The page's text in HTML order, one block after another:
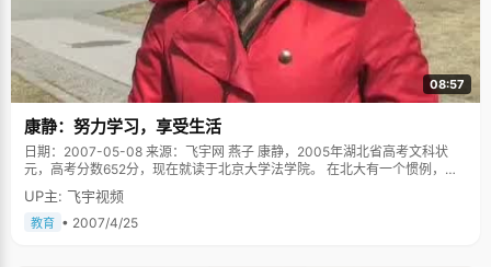
08:57
康静：努力学习，享受生活
日期：2007-05-08 来源：飞宇网 燕子 康静，2005年湖北省高考文科状
元，高考分数652分，现在就读于北京大学法学院。 在北大有一个惯例，只
要是高考状元，都可以在入学的时候重新选择自己的专业，不过康静还是依
然坚持自己开始的决定，法学院，做一个正义的捍卫者。 多才多艺喜欢音乐
康静是个多才多艺的女孩，除了优异的学习成绩以外，还取得了电子琴10
UP主: 飞宇视频
教育 • 2007/4/25